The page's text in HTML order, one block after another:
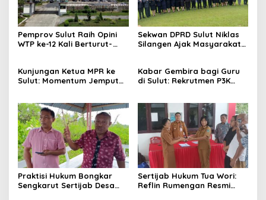
Pemprov Sulut Raih Opini
WTP ke-12 Kali Berturut-
Sekwan DPRD Sulut Niklas
Silangen Ajak Masyarakat
Bangsa
Kunjungan Ketua MPR ke
Sulut: Momentum Jemput
Kabar Gembira bagi Guru
di Sulut: Rekrutmen P3K
Praktisi Hukum Bongkar
Sengkarut Sertijab Desa
Sertijab Hukum Tua Wori:
Reflin Rumengan Resmi